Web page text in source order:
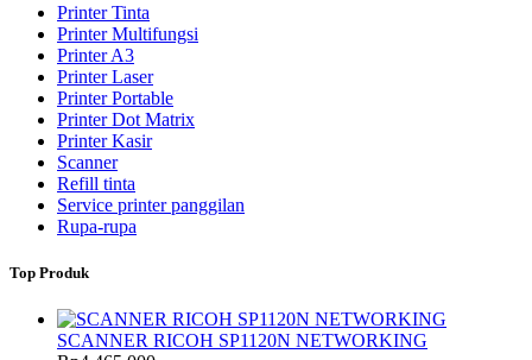
Printer Tinta
Printer Multifungsi
Printer A3
Printer Laser
Printer Portable
Printer Dot Matrix
Printer Kasir
Scanner
Refill tinta
Service printer panggilan
Rupa-rupa
Top Produk
SCANNER RICOH SP1120N NETWORKING